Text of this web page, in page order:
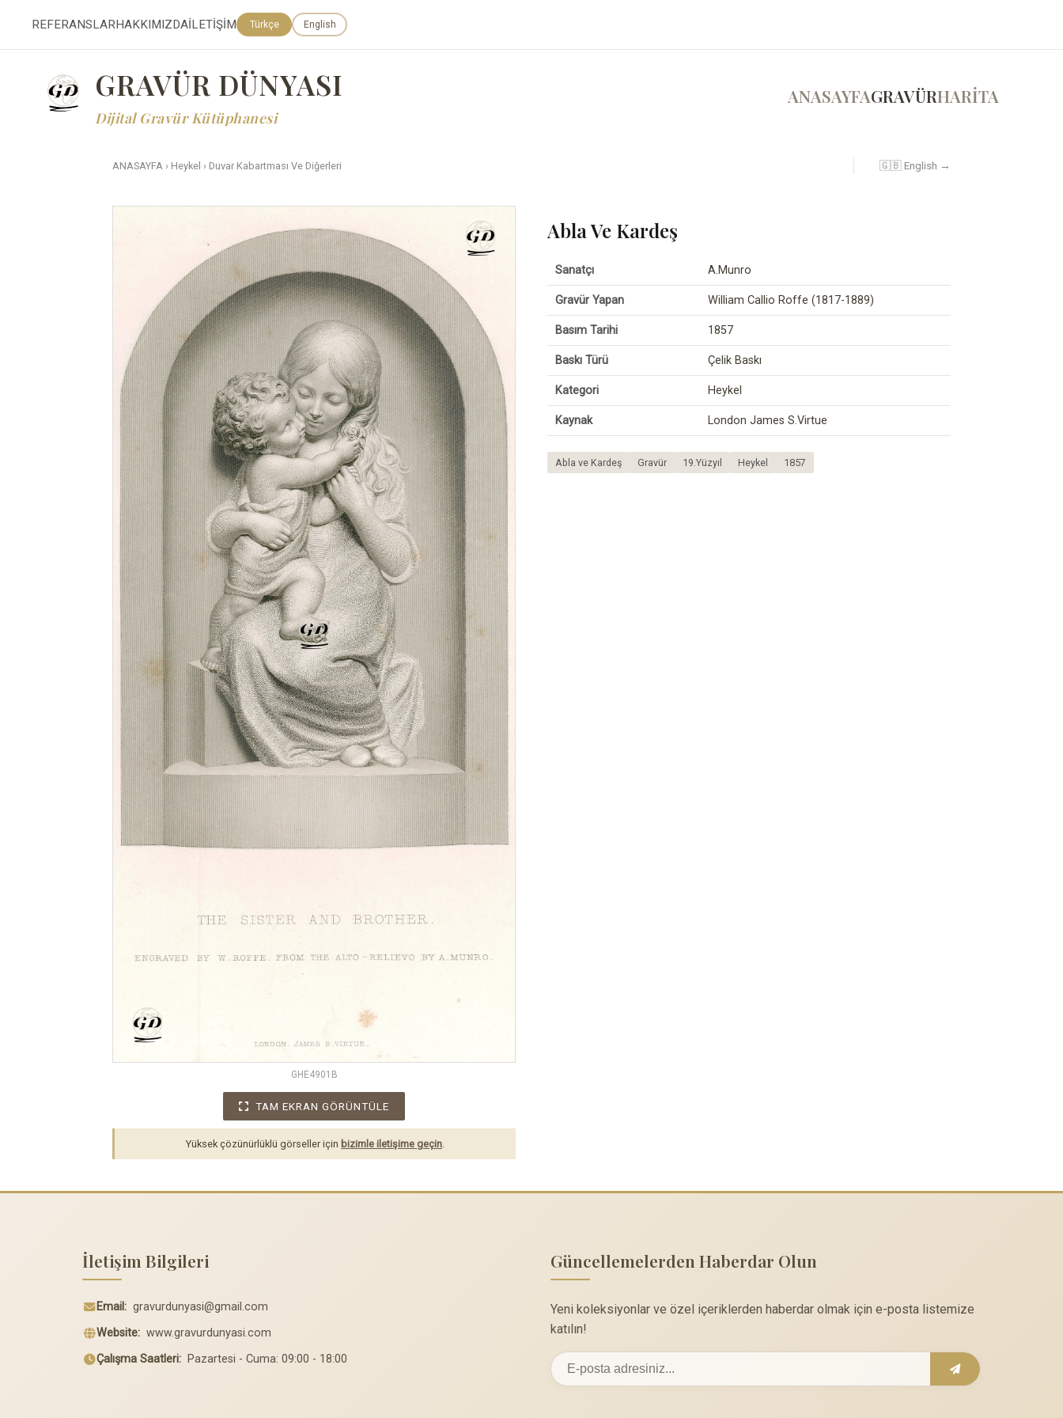
REFERANSLARHAKKIMIZDAİLETİŞİM Türkçe English
GRAVÜR DÜNYASI
Dijital Gravür Kütüphanesi
ANASAYFAGRAVÜRHARİTA
ANASAYFA › Heykel › Duvar Kabartması Ve Diğerleri 🇬🇧 English →
GHE4901B
TAM EKRAN GÖRÜNTÜLE
Yüksek çözünürlüklü görseller için bizimle iletişime geçin.
Abla Ve Kardeş
Sanatçı A.Munro
Gravür Yapan William Callio Roffe (1817-1889)
Basım Tarihi 1857
Baskı Türü Çelik Baskı
Kategori Heykel
Kaynak London James S.Virtue
Abla ve Kardeş Gravür 19.Yüzyıl Heykel 1857
İletişim Bilgileri
Email: gravurdunyasi@gmail.com
Website: www.gravurdunyasi.com
Çalışma Saatleri: Pazartesi - Cuma: 09:00 - 18:00
Güncellemelerden Haberdar Olun
Yeni koleksiyonlar ve özel içeriklerden haberdar olmak için e-posta listemize
katılın!